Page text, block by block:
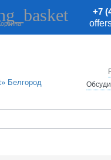
сайте могут быть
цены уточняйте у
+7